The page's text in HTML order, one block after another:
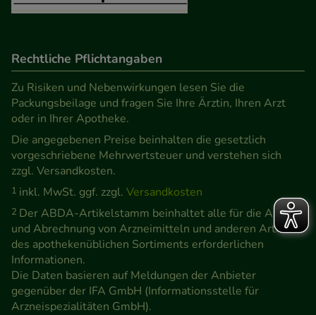
Rechtliche Pflichtangaben
Zu Risiken und Nebenwirkungen lesen Sie die
Packungsbeilage und fragen Sie Ihre Ärztin, Ihren Arzt
oder in Ihrer Apotheke.
Die angegebenen Preise beinhalten die gesetzlich
vorgeschriebene Mehrwertsteuer und verstehen sich
zzgl. Versandkosten.
1 inkl. MwSt. ggf. zzgl. Versandkosten
2 Der ABDA-Artikelstamm beinhaltet alle für die Abgabe
und Abrechnung von Arzneimitteln und anderen Artikeln
des apothekenüblichen Sortiments erforderlichen
Informationen.
Die Daten basieren auf Meldungen der Anbieter
gegenüber der IFA GmbH (Informationsstelle für
Arzneispezialitäten GmbH).